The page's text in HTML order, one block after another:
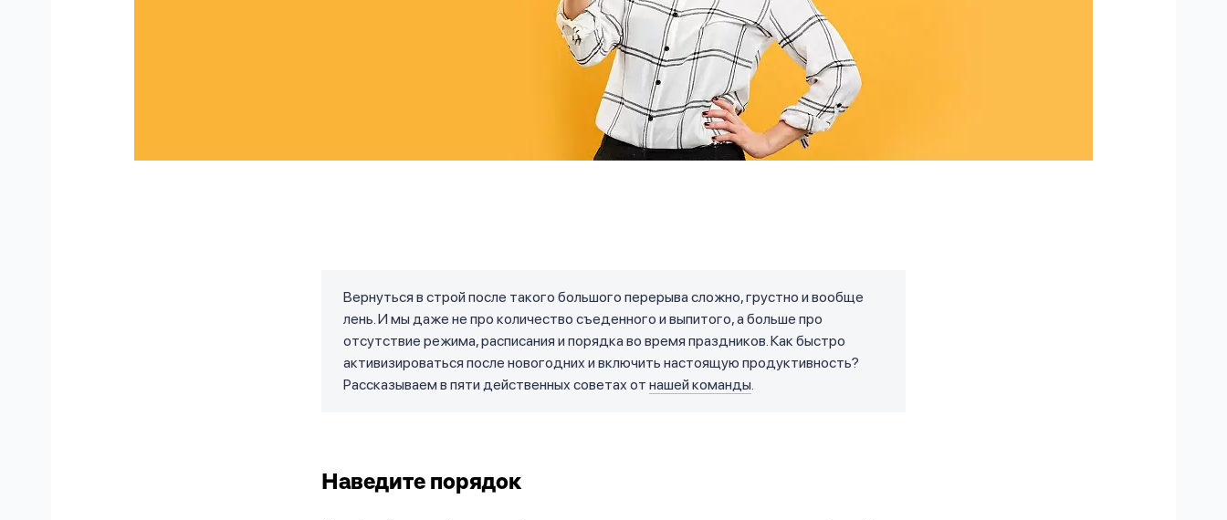
Вернуться в строй после такого большого перерыва сложно, грустно и вообще
лень. И мы даже не про количество съеденного и выпитого, а больше про
отсутствие режима, расписания и порядка во время праздников. Как быстро
активизироваться после новогодних и включить настоящую продуктивность?
Рассказываем в пяти действенных советах от нашей команды.
Наведите порядок